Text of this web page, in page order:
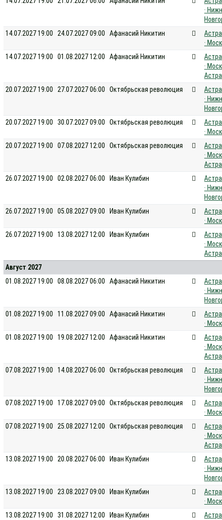
·
14.07.2027 19:00
24.07.2027 09:00 Афанасий Никитин
·
14.07.2027 19:00
01.08.2027 12:00 Афанасий Никитин
·
20.07.2027 19:00
27.07.2027 06:00 Октябрьская революция
·
20.07.2027 19:00
30.07.2027 09:00 Октябрьская революция
·
20.07.2027 19:00
07.08.2027 12:00 Октябрьская революция
·
26.07.2027 19:00
02.08.2027 06:00 Иван Кулибин
·
26.07.2027 19:00
05.08.2027 09:00 Иван Кулибин
·
26.07.2027 19:00
13.08.2027 12:00 Иван Кулибин
·
Август 2027
01.08.2027 19:00
08.08.2027 06:00 Афанасий Никитин
·
01.08.2027 19:00
11.08.2027 09:00 Афанасий Никитин
·
01.08.2027 19:00
19.08.2027 12:00 Афанасий Никитин
·
07.08.2027 19:00
14.08.2027 06:00 Октябрьская революция
·
07.08.2027 19:00
17.08.2027 09:00 Октябрьская революция
·
07.08.2027 19:00
25.08.2027 12:00 Октябрьская революция
·
13.08.2027 19:00
20.08.2027 06:00 Иван Кулибин
·
13.08.2027 19:00
23.08.2027 09:00 Иван Кулибин
·
13.08.2027 19:00
31.08.2027 12:00 Иван Кулибин